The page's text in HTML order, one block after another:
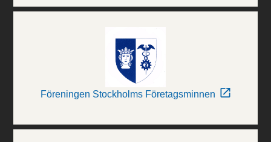
Föreningen Stockholms Företagsminnen